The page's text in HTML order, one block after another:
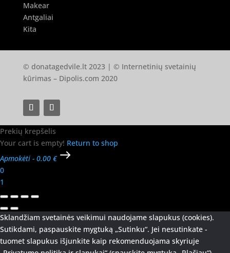
Makear
Antgaliai
Kita
© donatagedvile.lt 2023 | © Internetinių svetainių
kūrimas – Dipolis.com 2020
Prekių krepšelis
Your cart is empty! Return to shop
Apmokėti - 0.00 €
0
1
Sklandžiam svetainės veikimui naudojame slapukus (cookies).
Sutikdami, paspauskite mygtuką „Sutinku“. Jei nesutinkate -
tuomet slapukus išjunkite kaip rekomenduojama skyriuje